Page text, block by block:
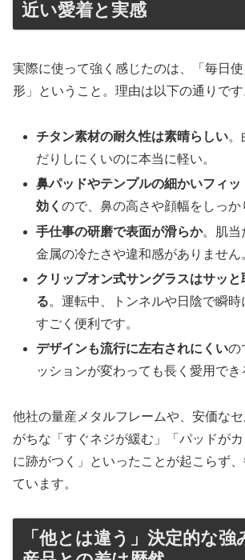
近い愛着と実感
実際に使って強く感じたのは、「毎日
形」ということ。理由は以下の通りです
チタン素材の耐久性は素晴らしい。
だりしにくいのに本当に軽い。
鼻パッドやテンプルの細かいフィッ
効くので、鼻の高さや顔幅をしっか
手仕事の研磨で表面が滑らか。肌当
金属の冷たさや違和感がありません
クリップオン式サングラスはサッと
る。運転中、トンネルや日陰で瞬
すごく便利です。
デザインも流行に左右されにくいの
ッションが変わっても長く愛用でき
他社の量産メタルフレームや、安価な
がちな「すぐネジが緩む」「パッドが
に跡がつく」といったことが起こらず
ています。
「他とは違う」決定的な